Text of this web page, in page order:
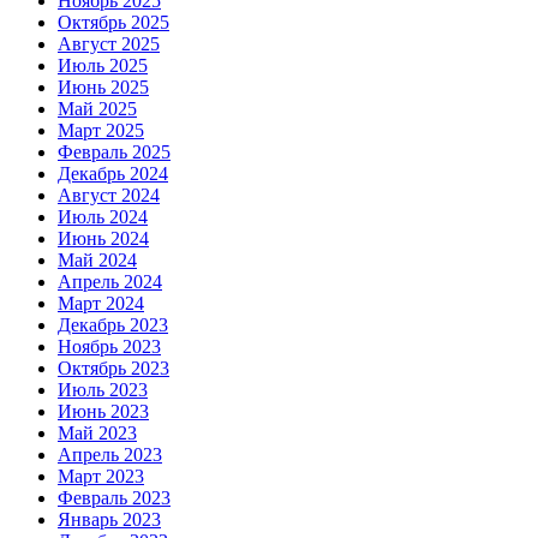
Октябрь 2025
Август 2025
Июль 2025
Июнь 2025
Май 2025
Март 2025
Февраль 2025
Декабрь 2024
Август 2024
Июль 2024
Июнь 2024
Май 2024
Апрель 2024
Март 2024
Декабрь 2023
Ноябрь 2023
Октябрь 2023
Июль 2023
Июнь 2023
Май 2023
Апрель 2023
Март 2023
Февраль 2023
Январь 2023